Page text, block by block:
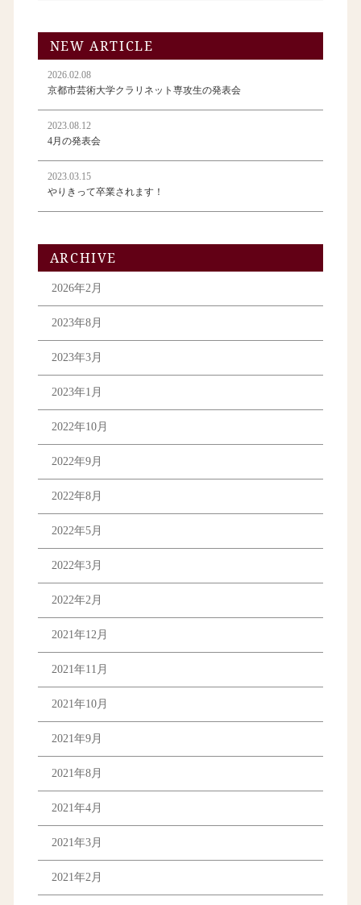
NEW ARTICLE
2026.02.08
京都市芸術大学クラリネット専攻生の発表会
2023.08.12
4月の発表会
2023.03.15
やりきって卒業されます！
ARCHIVE
2026年2月
2023年8月
2023年3月
2023年1月
2022年10月
2022年9月
2022年8月
2022年5月
2022年3月
2022年2月
2021年12月
2021年11月
2021年10月
2021年9月
2021年8月
2021年4月
2021年3月
2021年2月